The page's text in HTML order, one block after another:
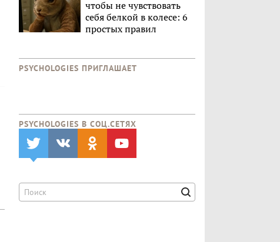
чтобы не чувствовать
себя белкой в колесе: 6
простых правил
PSYCHOLOGIES ПРИГЛАШАЕТ
PSYCHOLOGIES В CОЦ.СЕТЯХ